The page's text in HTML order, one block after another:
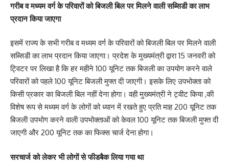
गरीब व मध्यम वर्ग के परिवारों को बिजली बिल पर मिलने वाली सब्सिडी का लाभ
प्रदान किया जाएगा
इसमें राज्य के सभी गरीब व मध्यम वर्ग के परिवारों को बिजली बिल पर मिलने वाली
सब्सिडी का लाभ प्रदान किया जाएगा। प्रदेश के मुख्यमंत्री द्वारा 15 जनवरी को
ट्विटर पर लिखा है कि हर महीने 100 यूनिट तक बिजली का उपयोग करने वाले
परिवारों को पहले 100 यूनिट बिजली मुफ्त दी जाएगी। इसके लिए उपभोक्ता को
किसी प्रकार का बिजली बिल नहीं देना होगा। वही मुख्यमंत्री ने ट्वीट किया ,की
विशेष रूप से मध्यम वर्ग के लोगों को ध्यान में रखते हुए प्रति माह 200 यूनिट तक
बिजली उपभोग करने वाली उपभोक्ताओं को केवल 100 यूनिट तक बिजली मुफ्त दी
जाएगी और 200 यूनिट तक का फिक्स चार्ज देना होगा।
सरचार्ज को लेकर भी लोगों से फीडबैक लिया गया था